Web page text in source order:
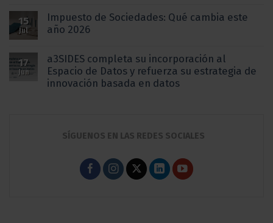
15
Jul
Impuesto de Sociedades: Qué cambia este
año 2026
17
Jun
a3SIDES completa su incorporación al
Espacio de Datos y refuerza su estrategia de
innovación basada en datos
SÍGUENOS EN LAS REDES SOCIALES